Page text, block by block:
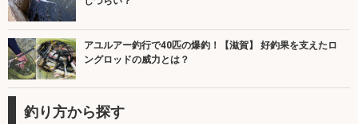
アユルアー釣行で40匹の爆釣！【滋賀】 好釣果を支えたロ
ングロッドの威力とは？
釣り方から探す